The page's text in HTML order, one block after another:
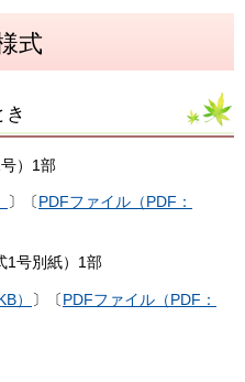
式
）1部
〕〔PDFファイル（PDF：
1号別紙）1部
） 〕〔PDFファイル（PDF：